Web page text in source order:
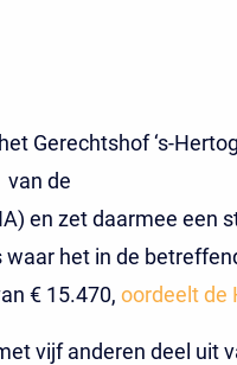
Gerechtshof
van de
en zet daarmee een
het in de
€ 15.470, oordeelt de
vijf anderen deel uit